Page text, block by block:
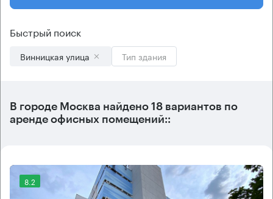
Быстрый поиск
Винницкая улица Тип здания
В городе Москва найдено 18 вариантов по
аренде офисных помещений::
8.2